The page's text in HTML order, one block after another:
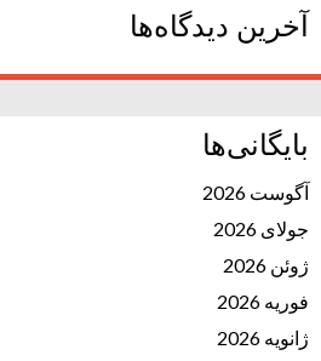
آخرین دیدگاه‌ها
بایگانی‌ها
آگوست 2026
جولای 2026
ژوئن 2026
فوریه 2026
ژانویه 2026